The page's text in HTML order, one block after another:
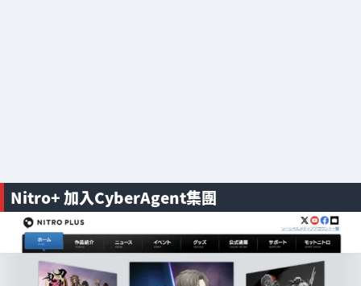
Nitro+ 加入CyberAgent集團